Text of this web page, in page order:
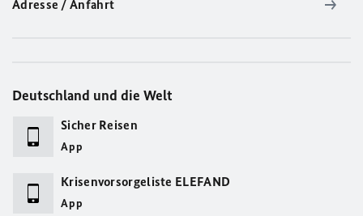
Adresse / Anfahrt
Deutschland und die Welt
Sicher Reisen
App
Krisenvorsorgeliste ELEFAND
App